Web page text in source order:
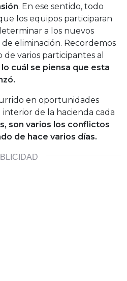
. En ese sentido, todo
los equipos participaran
a los nuevos
eliminación. Recordemos
varios participantes al
cuál se piensa que esta
en oportunidades
de la hacienda cada
son varios los conflictos
de hace varios días.